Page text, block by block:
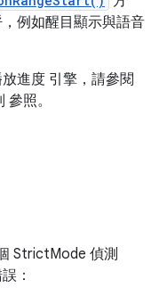
例如醒目顯示與語音
進度 引擎，請參閱
參照。
StrictMode 偵測
：